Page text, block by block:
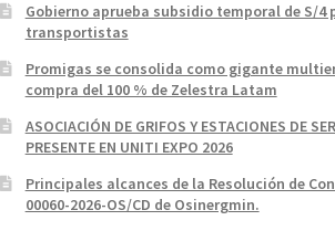
Gobierno aprueba subsidio temporal de S/4
transportistas
Promigas se consolida como gigante
compra del 100 % de Zelestra Latam
ASOCIACIÓN DE GRIFOS Y ESTACIONES DE
PRESENTE EN UNITI EXPO 2026
Principales alcances de la Resolución de
00060-2026-OS/CD de Osinergmin.